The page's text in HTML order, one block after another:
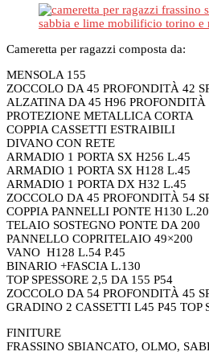
Cameretta per ragazzi composta da:
MENSOLA 155
ZOCCOLO DA 45 PROFONDITÀ 42
ALZATINA DA 45 H96 PROFONDITÀ
PROTEZIONE METALLICA CORTA
COPPIA CASSETTI ESTRAIBILI
DIVANO CON RETE
ARMADIO 1 PORTA SX H256 L.45
ARMADIO 1 PORTA SX H128 L.45
ARMADIO 1 PORTA DX H32 L.45
ZOCCOLO DA 45 PROFONDITÀ 54
COPPIA PANNELLI PONTE H130
TELAIO SOSTEGNO PONTE DA 200
PANNELLO COPRITELAIO 49×200
VANO H128 L.54 P.45
BINARIO +FASCIA L.130
TOP SPESSORE 2,5 DA 155 P54
ZOCCOLO DA 54 PROFONDITÀ 45
GRADINO 2 CASSETTI L45 P45 TOP
FINITURE
FRASSINO SBIANCATO, OLMO,